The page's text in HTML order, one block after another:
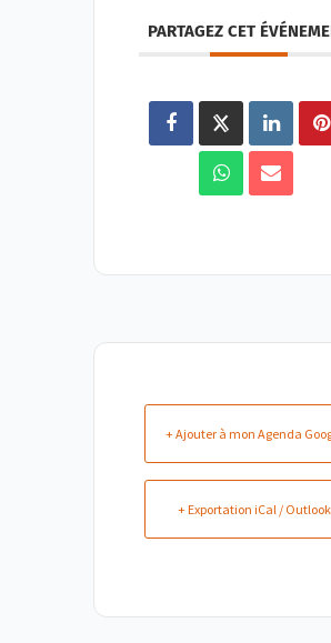
PARTAGEZ CET
+ Ajouter à mon Agenda
+ Exportation iCal / Outlook